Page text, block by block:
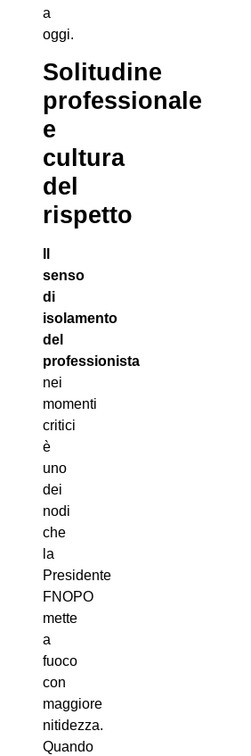
a
oggi.
Solitudine
professionale
e
cultura
del
rispetto
senso
di
isolamento
del
professionista
nei
momenti
critici
è
uno
dei
nodi
che
la
Presidente
FNOPO
mette
a
fuoco
con
maggiore
nitidezza.
Quando